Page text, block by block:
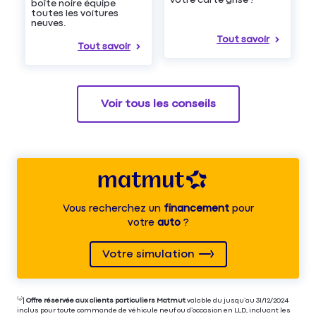
boîte noire équipe
toutes les voitures
neuves.
Tout savoir
Tout savoir
Voir tous les conseils
Vous recherchez unfinancementpour
votre auto?
Votre simulation
⁽⁴⁾| Offre réservée aux clients particuliers Matmut valable du jusqu’au 31/12/2024
inclus pour toute commande de véhicule neuf ou d’occasion en LLD, incluant les